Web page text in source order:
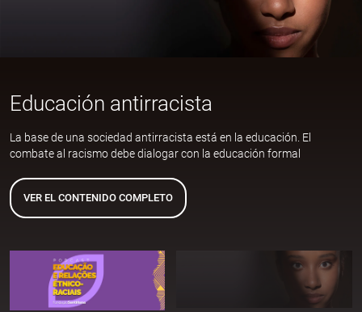
Educación antirracista
La base de una sociedad antirracista está en la educación. El
combate al racismo debe dialogar con la educación formal
VER EL CONTENIDO COMPLETO